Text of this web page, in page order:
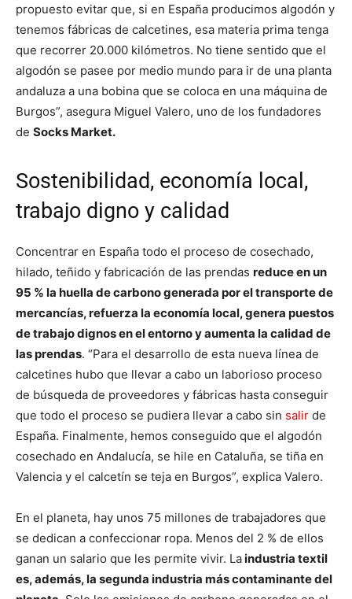
propuesto evitar que, si en España producimos algodón y
tenemos fábricas de calcetines, esa materia prima tenga
que recorrer 20.000 kilómetros. No tiene sentido que el
algodón se pasee por medio mundo para ir de una planta
andaluza a una bobina que se coloca en una máquina de
Burgos”, asegura Miguel Valero, uno de los fundadores
de Socks Market.
Sostenibilidad, economía local,
trabajo digno y calidad
Concentrar en España todo el proceso de cosechado,
hilado, teñido y fabricación de las prendas reduce en un
95 % la huella de carbono generada por el transporte de
mercancías, refuerza la economía local, genera puestos
de trabajo dignos en el entorno y aumenta la calidad de
las prendas. “Para el desarrollo de esta nueva línea de
calcetines hubo que llevar a cabo un laborioso proceso
de búsqueda de proveedores y fábricas hasta conseguir
que todo el proceso se pudiera llevar a cabo sin salir de
España. Finalmente, hemos conseguido que el algodón
cosechado en Andalucía, se hile en Cataluña, se tiña en
Valencia y el calcetín se teja en Burgos”, explica Valero.
En el planeta, hay unos 75 millones de trabajadores que
se dedican a confeccionar ropa. Menos del 2 % de ellos
ganan un salario que les permite vivir. Laindustria textil
es, además, la segunda industria más contaminante del